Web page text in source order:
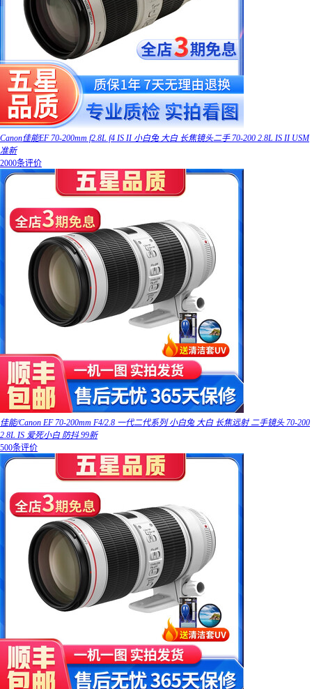
Canon佳能EF 70-200mm f2.8L f4 IS II 小白兔 大白 长焦镜头二手 70-200 2.8L IS II USM
准新
2000条评价
佳能/Canon EF 70-200mm F4/2.8 一代二代系列 小白兔 大白 长焦远射 二手镜头 70-200
2.8L IS 爱死小白 防抖 99新
500条评价